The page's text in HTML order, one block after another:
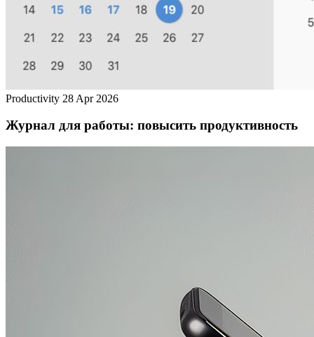
Productivity 28 Apr 2026
Журнал для работы: повысить продуктивность